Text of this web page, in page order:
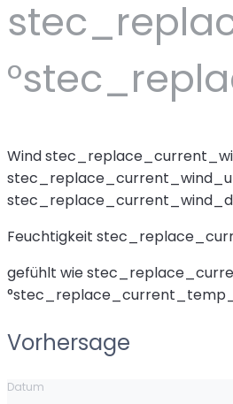
Wind
Feuchtigkeit
gefühlt wie
Vorhersage
Datum